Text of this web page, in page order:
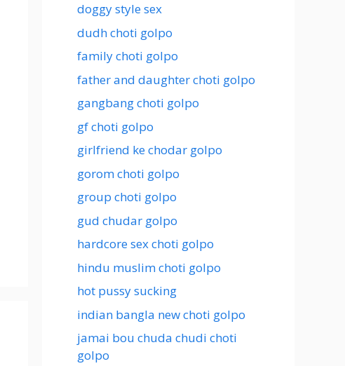
doggy style sex
dudh choti golpo
family choti golpo
father and daughter choti golpo
gangbang choti golpo
gf choti golpo
girlfriend ke chodar golpo
gorom choti golpo
group choti golpo
gud chudar golpo
hardcore sex choti golpo
hindu muslim choti golpo
hot pussy sucking
indian bangla new choti golpo
jamai bou chuda chudi choti
golpo